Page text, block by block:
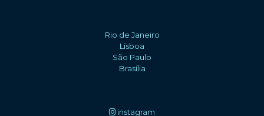
Rio de Janeiro
Lisboa
São Paulo
Brasília
instagram